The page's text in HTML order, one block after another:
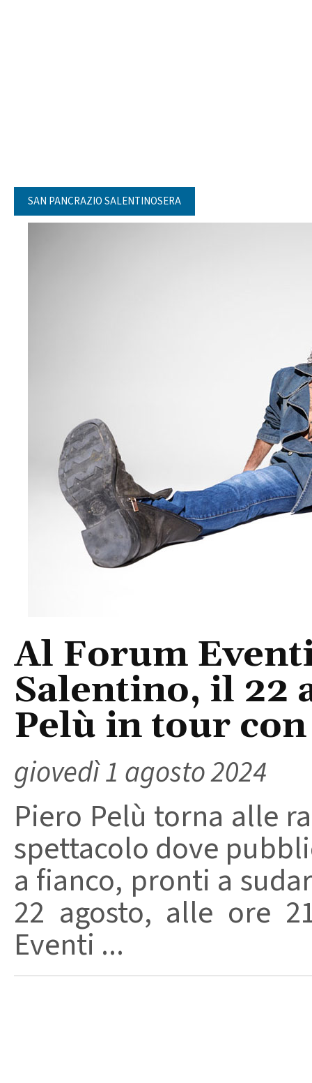
SAN PANCRAZIO SALENTINOSERA
Al Forum
Salentino, il 22
Pelù in tour
giovedì 1 agosto 2024
Piero Pelù torna alle
spettacolo dove
a fianco, pronti a
22 agosto, alle ore
Eventi ...